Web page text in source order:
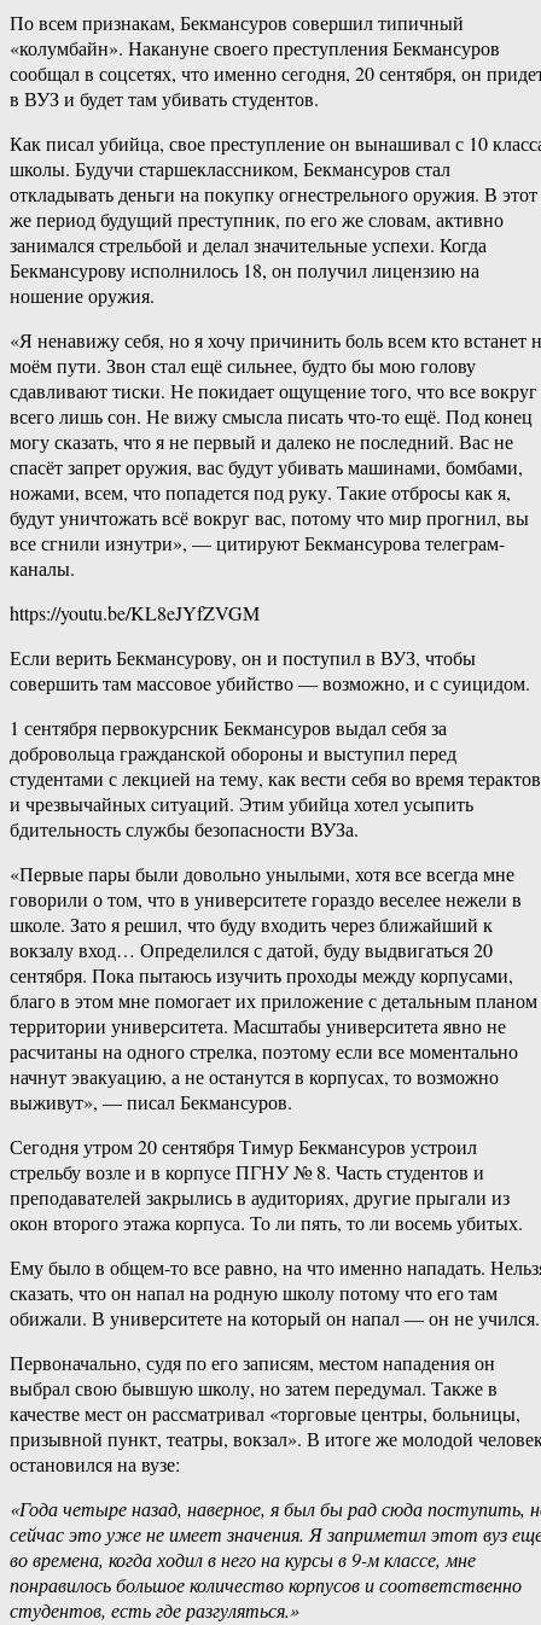
По всем признакам, Бекмансуров совершил типичный
«колумбайн». Накануне своего преступления Бекмансуров
сообщал в соцсетях, что именно сегодня, 20 сентября, он
в ВУЗ и будет там убивать студентов.
Как писал убийца, свое преступление он вынашивал с 10
школы. Будучи старшеклассником, Бекмансуров стал
откладывать деньги на покупку огнестрельного оружия. В этот
же период будущий преступник, по его же словам, активно
занимался стрельбой и делал значительные успехи. Когда
Бекмансурову исполнилось 18, он получил лицензию на
ношение оружия.
«Я ненавижу себя, но я хочу причинить боль всем кто встанет
моём пути. Звон стал ещё сильнее, будто бы мою голову
сдавливают тиски. Не покидает ощущение того, что все вокруг
всего лишь сон. Не вижу смысла писать что-то ещё. Под конец
могу сказать, что я не первый и далеко не последний. Вас не
спасёт запрет оружия, вас будут убивать машинами, бомбами,
ножами, всем, что попадется под руку. Такие отбросы как я,
будут уничтожать всё вокруг вас, потому что мир прогнил, вы
все сгнили изнутри», — цитируют Бекмансурова телеграм-
каналы.
https://youtu.be/KL8eJYfZVGM
Если верить Бекмансурову, он и поступил в ВУЗ, чтобы
совершить там массовое убийство — возможно, и с суицидом.
1 сентября первокурсник Бекмансуров выдал себя за
добровольца гражданской обороны и выступил перед
студентами с лекцией на тему, как вести себя во время терактов
и чрезвычайных cитуаций. Этим убийца хотел усыпить
бдительность службы безопасности ВУЗа.
«Первые пары были довольно унылыми, хотя все всегда мне
говорили о том, что в университете гораздо веселее нежели в
школе. Зато я решил, что буду входить через ближайший к
вокзалу вход… Определился с датой, буду выдвигаться 20
сентября. Пока пытаюсь изучить проходы между корпусами,
благо в этом мне помогает их приложение с детальным планом
территории университета. Масштабы университета явно не
расчитаны на одного стрелка, поэтому если все моментально
начнут эвакуацию, а не останутся в корпусах, то возможно
выживут», — писал Бекмансуров.
Сегодня утром 20 сентября Тимур Бекмансуров устроил
стрельбу возле и в корпусе ПГНУ № 8. Часть студентов и
преподавателей закрылись в аудиториях, другие прыгали из
окон второго этажа корпуса. То ли пять, то ли восемь убитых.
Ему было в общем-то все равно, на что именно нападать.
сказать, что он напал на родную школу потому что его там
обижали. В университете на который он напал — он не учился.
Первоначально, судя по его записям, местом нападения он
выбрал свою бывшую школу, но затем передумал. Также в
качестве мест он рассматривал «торговые центры, больницы,
призывной пункт, театры, вокзал». В итоге же молодой
остановился на вузе:
«Года четыре назад, наверное, я был бы рад сюда поступить,
сейчас это уже не имеет значения. Я заприметил этот вуз
во времена, когда ходил в него на курсы в 9-м классе, мне
понравилось большое количество корпусов и соответственно
студентов, есть где разгуляться.»